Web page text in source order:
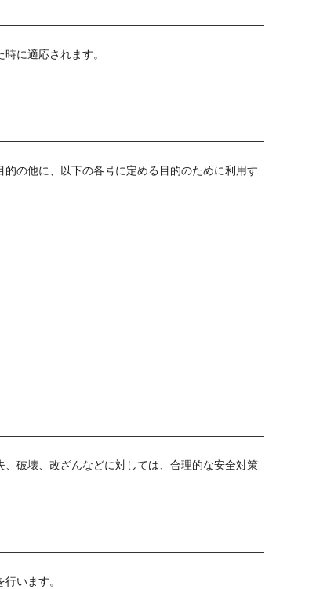
に適応されます。
の他に、以下の各号に定める目的のために利用す
破壊、改ざんなどに対しては、合理的な安全対策
います。